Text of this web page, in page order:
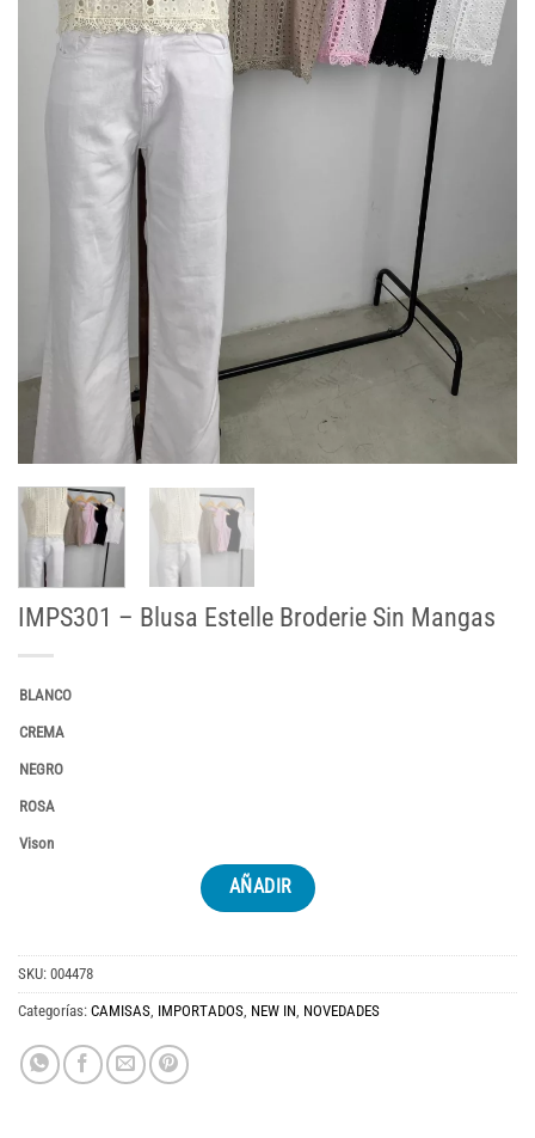
IMPS301 – Blusa Estelle Broderie Sin Mangas
BLANCO
CREMA
NEGRO
ROSA
Vison
AÑADIR
SKU: 004478
Categorías: CAMISAS IMPORTADOS NEW IN NOVEDADES